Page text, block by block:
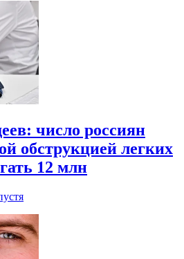
число россиян
обструкцией легких
12 млн